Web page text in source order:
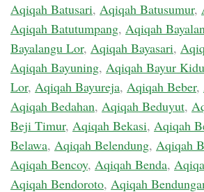
Aqiqah Batusari, Aqiqah Batusumur,
Aqiqah Batutumpang, Aqiqah
Bayalangu Lor, Aqiqah Bayasari,
Aqiqah Bayuning, Aqiqah Bayur
Lor, Aqiqah Bayureja, Aqiqah Beber,
Aqiqah Bedahan, Aqiqah Beduyut,
Beji Timur, Aqiqah Bekasi, Aqiqah
Belawa, Aqiqah Belendung, Aqiqah
Aqiqah Bencoy, Aqiqah Benda,
Aqiqah Bendoroto, Aqiqah